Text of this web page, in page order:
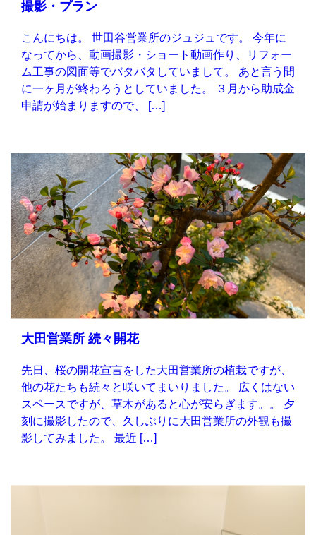
撮影・プラン
こんにちは。 世田谷営業所のジュジュです。 今年に
なってから、動画撮影・ショート動画作り、リフォー
ム工事の図面等でバタバタしていまして。 あと言う間
に一ヶ月が終わろうとしていました。 ３月から助成金
申請が始まりますので、 […]
大田営業所 続々開花
先日、桜の開花宣言をした大田営業所の植栽ですが、
他の花たちも続々と咲いてまいりました。 広くはない
スペースですが、草木があると心が安らぎます。。 夕
刻に撮影したので、久しぶりに大田営業所の外観も撮
影してみました。 最近 […]